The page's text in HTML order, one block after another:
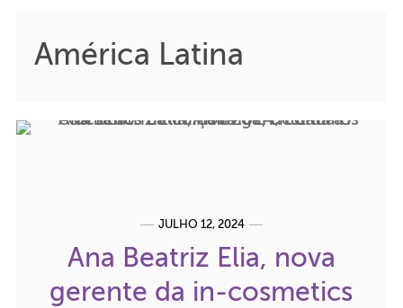
América Latina
JULHO 12, 2024
Ana Beatriz Elia, nova
gerente da in-cosmetics